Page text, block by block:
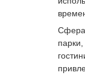
Сфера